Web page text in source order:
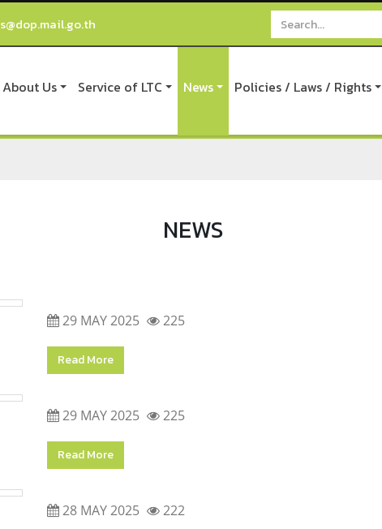
About Us Service of LTC News Policies / Laws / Rights
NEWS
29 MAY 2025 225
Read More
29 MAY 2025 225
Read More
28 MAY 2025 222